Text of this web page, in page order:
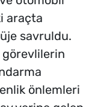
araçta
savruldu.
görevlilerin
önlemleri